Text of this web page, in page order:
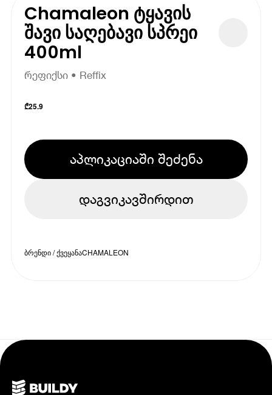
Chamaleon ტყავის
შავი საღებავი სპრეი
400ml
რეფიქსი • Reffix
₾25.9
აპლიკაციაში შეძენა
დაგვიკავშირდით
ბრენდი / ქვეყანაCHAMALEON